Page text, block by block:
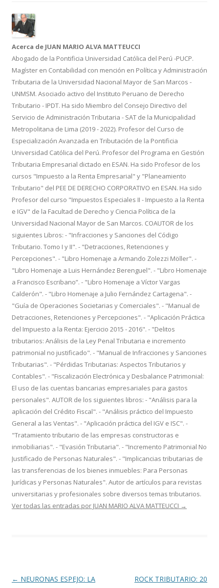
o
k
Acerca de JUAN MARIO ALVA MATTEUCCI
Abogado de la Pontificia Universidad Católica del Perú -PUCP.
Magíster en Contabilidad con mención en Política y Administración
Tributaria de la Universidad Nacional Mayor de San Marcos -
UNMSM. Asociado activo del Instituto Peruano de Derecho
Tributario - IPDT. Ha sido Miembro del Consejo Directivo del
Servicio de Administración Tributaria - SAT de la Municipalidad
Metropolitana de Lima (2019 - 2022). Profesor del Curso de
Especialización Avanzada en Tributación de la Pontificia
Universidad Católica del Perú. Profesor del Programa en Gestión
Tributaria Empresarial dictado en ESAN. Ha sido Profesor de los
cursos "Impuesto a la Renta Empresarial" y "Planeamiento
Tributario" del PEE DE DERECHO CORPORATIVO en ESAN. Ha sido
Profesor del curso "Impuestos Especiales II - Impuesto a la Renta
e IGV" de la Facultad de Derecho y Ciencia Política de la
Universidad Nacional Mayor de San Marcos. COAUTOR de los
siguientes Libros: - "Infracciones y Sanciones del Código
Tributario. Tomo I y II". - "Detracciones, Retenciones y
Percepciones". - "Libro Homenaje a Armando Zolezzi Möller". -
"Libro Homenaje a Luis Hernández Berenguel". - "Libro Homenaje
a Francisco Escribano”. - "Libro Homenaje a Víctor Vargas
Calderón". - "Libro Homenaje a Julio Fernández Cartagena". -
"Guía de Operaciones Societarias y Comerciales". - "Manual de
Detracciones, Retenciones y Percepciones". - "Aplicación Práctica
del Impuesto a la Renta: Ejercicio 2015 - 2016". - "Delitos
tributarios: Análisis de la Ley Penal Tributaria e incremento
patrimonial no justificado". - "Manual de Infracciones y Sanciones
Tributarias". - "Pérdidas Tributarias: Aspectos Tributarios y
Contables". - "Fiscalización Electrónica y Desbalance Patrimonial:
El uso de las cuentas bancarias empresariales para gastos
personales". AUTOR de los siguientes libros: - "Análisis para la
aplicación del Crédito Fiscal". - "Análisis práctico del Impuesto
General a las Ventas". - "Aplicación práctica del IGV e ISC". -
"Tratamiento tributario de las empresas constructoras e
inmobiliarias". - "Evasión Tributaria". - "Incremento Patrimonial No
Justificado de Personas Naturales". - "Implicancias tributarias de
las transferencias de los bienes inmuebles: Para Personas
Jurídicas y Personas Naturales". Autor de artículos para revistas
universitarias y profesionales sobre diversos temas tributarios.
Ver todas las entradas por JUAN MARIO ALVA MATTEUCCI →
Navegación
← NEURONAS ESPEJO: LA
ROCK TRIBUTARIO: 20